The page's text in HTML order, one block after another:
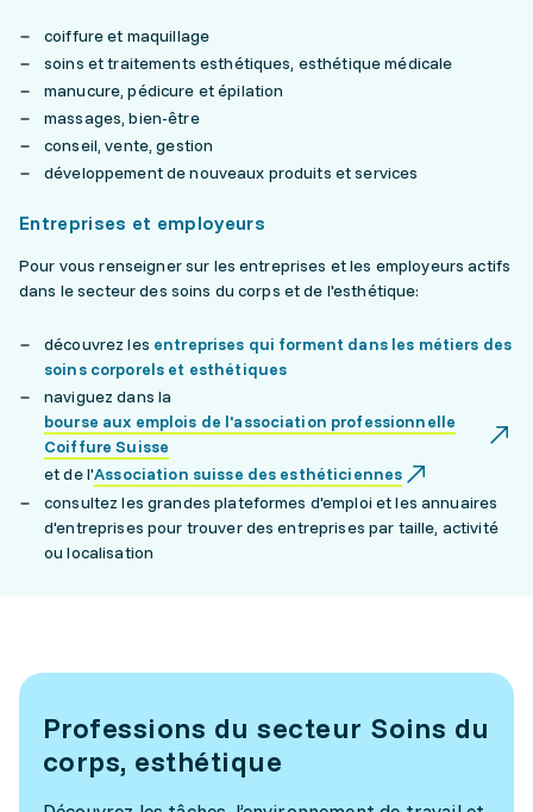
coiffure et maquillage
soins et traitements esthétiques, esthétique médicale
manucure, pédicure et épilation
massages, bien-être
conseil, vente, gestion
développement de nouveaux produits et services
Entreprises et employeurs
Pour vous renseigner sur les entreprises et les employeurs actifs
dans le secteur des soins du corps et de l'esthétique:
découvrez les entreprises qui forment dans les métiers des
soins corporels et esthétiques
naviguez dans la
bourse aux emplois de l'association professionnelle
Coiffure Suisse
et de l'Association suisse des esthéticiennes
consultez les grandes plateformes d'emploi et les annuaires
d'entreprises pour trouver des entreprises par taille, activité
ou localisation
Professions du secteur Soins du
corps, esthétique